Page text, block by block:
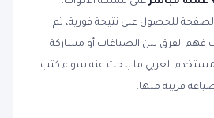
للحصول على نتيجة فورية، ثم
فهم الفرق بين الصياغات أو مشاركة
العربي ما يبحث عنه سواء كتب
قريبة منها.